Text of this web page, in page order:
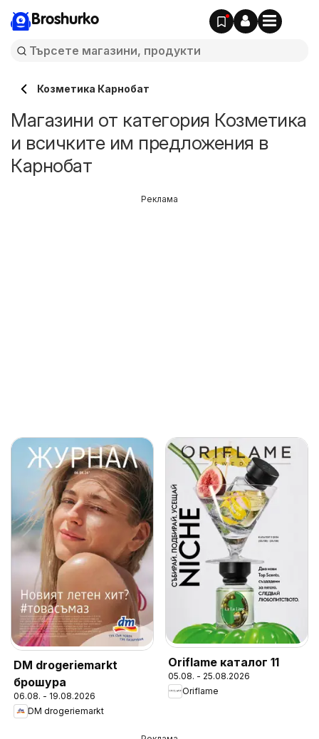
Broshurko
Козметика Карнобат
Магазини от категория Козметика
и всичките им предложения в
Карнобат
DM drogeriemarkt
брошура
06.08. - 19.08.2026
DM drogeriemarkt
Oriflame каталог 11
05.08. - 25.08.2026
Oriflame
Реклама